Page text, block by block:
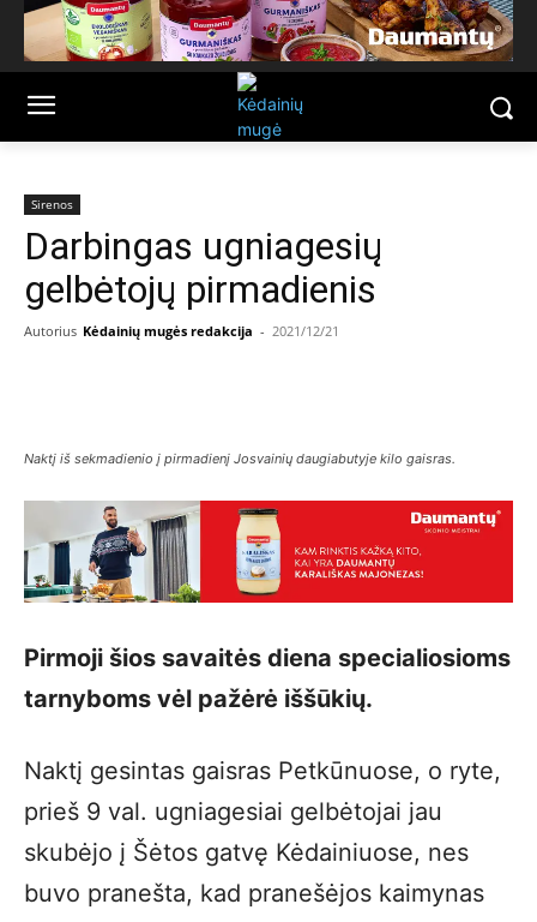
Sirenos
Darbingas ugniagesių
gelbėtojų pirmadienis
Autorius Kėdainių mugės redakcija - 2021/12/21
Naktį iš sekmadienio į pirmadienį Josvainių daugiabutyje kilo gaisras.
Pirmoji šios savaitės diena specialiosioms
tarnyboms vėl pažėrė iššūkių.
Naktį gesintas gaisras Petkūnuose, o ryte,
prieš 9 val. ugniagesiai gelbėtojai jau
skubėjo į Šėtos gatvę Kėdainiuose, nes
buvo pranešta, kad pranešėjos kaimynas